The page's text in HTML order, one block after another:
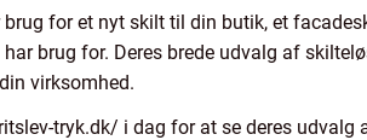
brug for et nyt skilt til din butik, et
har brug for. Deres brede udvalg af
virksomhed.
tryk.dk/ i dag for at se deres